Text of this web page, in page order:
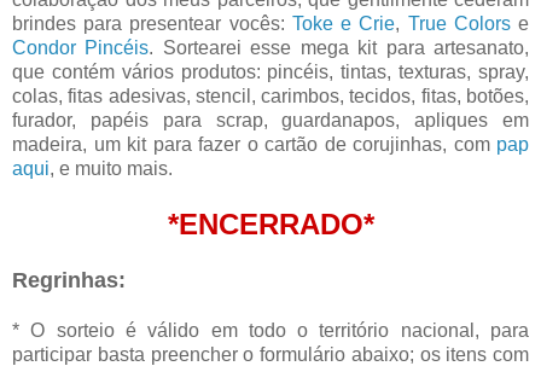
brindes para presentear vocês: Toke e Crie, True Colorse
Condor Pincéis. Sortearei esse mega kit para artesanato,
que contém vários produtos: pincéis, tintas, texturas, spray,
colas, fitas adesivas, stencil, carimbos, tecidos, fitas, botões,
furador, papéis para scrap, guardanapos, apliques em
madeira, um kit para fazer o cartão de corujinhas, com pap
aqui, e muito mais.
*ENCERRADO*
Regrinhas:
* O sorteio é válido em todo o território nacional, para
participar basta preencher o formulário abaixo; os itens com